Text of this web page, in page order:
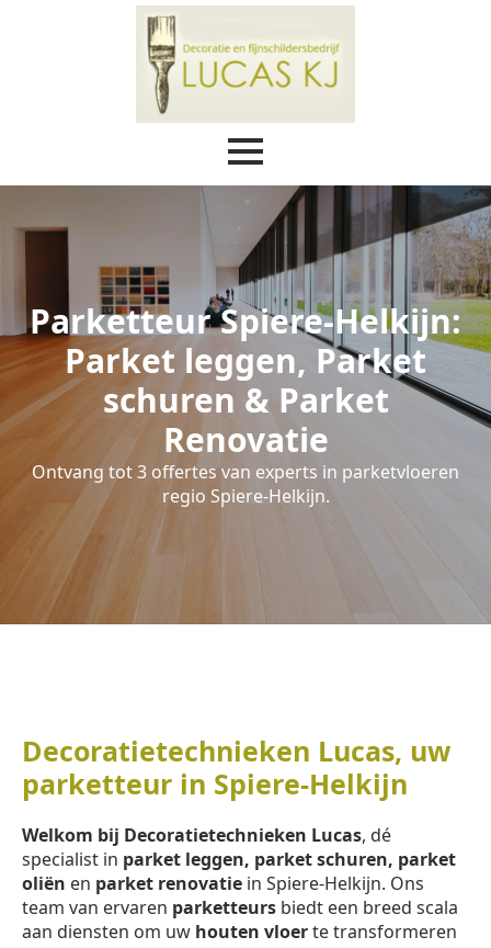
Parketteur Spiere-Helkijn:
Parket leggen, Parket
schuren & Parket
Renovatie
Ontvang tot 3 offertes van experts in parketvloeren
regio Spiere-Helkijn.
Decoratietechnieken Lucas, uw
parketteur in Spiere-Helkijn
Welkom bij Decoratietechnieken Lucas, dé
specialist in parket leggen, parket schuren, parket
oliën en parket renovatie in Spiere-Helkijn. Ons
team van ervaren parketteurs biedt een breed scala
aan diensten om uw houten vloerte transformeren